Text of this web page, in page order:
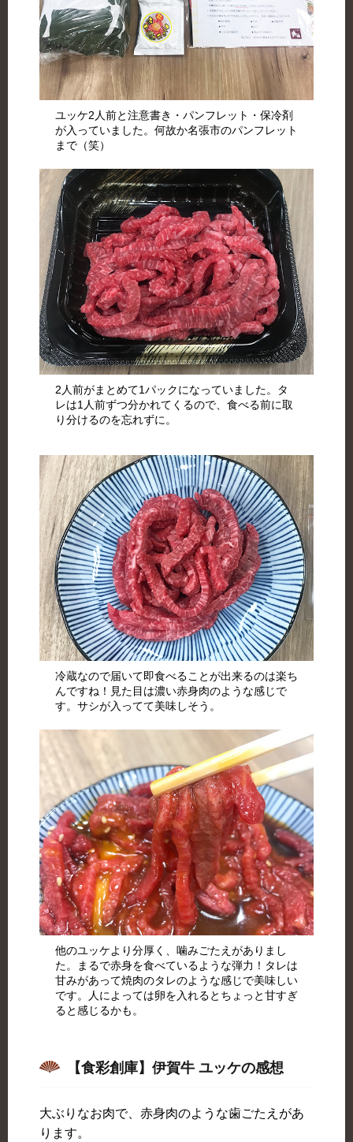
ユッケ2人前と注意書き・パンフレット・保冷剤
が入っていました。何故か名張市のパンフレット
まで（笑）
2人前がまとめて1パックになっていました。タ
レは1人前ずつ分かれてくるので、食べる前に取
り分けるのを忘れずに。
冷蔵なので届いて即食べることが出来るのは楽ち
んですね！見た目は濃い赤身肉のような感じで
す。サシが入ってて美味しそう。
他のユッケより分厚く、噛みごたえがありまし
た。まるで赤身を食べているような弾力！タレは
甘みがあって焼肉のタレのような感じで美味しい
です。人によっては卵を入れるとちょっと甘すぎ
ると感じるかも。
【食彩創庫】伊賀牛 ユッケの感想
大ぶりなお肉で、赤身肉のような歯ごたえがあ
ります。